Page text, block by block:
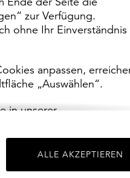
zur Verfügung.
ohne Ihr Einverständnis
anpassen,
„Auswählen“.
in unserer
ALLE AKZEPTIEREN
MUSEUMSPORTAL